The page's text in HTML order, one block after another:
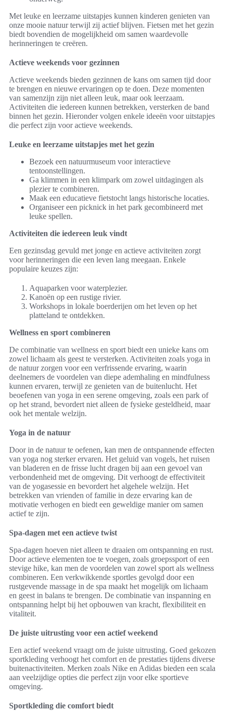
Met leuke en leerzame uitstapjes kunnen kinderen genieten van
onze mooie natuur terwijl zij actief blijven. Fietsen met het gezin
biedt bovendien de mogelijkheid om samen waardevolle
herinneringen te creëren.
Actieve weekends voor gezinnen
Actieve weekends bieden gezinnen de kans om samen tijd door
te brengen en nieuwe ervaringen op te doen. Deze momenten
van samenzijn zijn niet alleen leuk, maar ook leerzaam.
Activiteiten die iedereen kunnen betrekken, versterken de band
binnen het gezin. Hieronder volgen enkele ideeën voor uitstapjes
die perfect zijn voor actieve weekends.
Leuke en leerzame uitstapjes met het gezin
Bezoek een natuurmuseum voor interactieve
tentoonstellingen.
Ga klimmen in een klimpark om zowel uitdagingen als
plezier te combineren.
Maak een educatieve fietstocht langs historische locaties.
Organiseer een picknick in het park gecombineerd met
leuke spellen.
Activiteiten die iedereen leuk vindt
Een gezinsdag gevuld met jonge en actieve activiteiten zorgt
voor herinneringen die een leven lang meegaan. Enkele
populaire keuzes zijn:
Aquaparken voor waterplezier.
Kanoën op een rustige rivier.
Workshops in lokale boerderijen om het leven op het
platteland te ontdekken.
Wellness en sport combineren
De combinatie van wellness en sport biedt een unieke kans om
zowel lichaam als geest te versterken. Activiteiten zoals yoga in
de natuur zorgen voor een verfrissende ervaring, waarin
deelnemers de voordelen van diepe ademhaling en mindfulness
kunnen ervaren, terwijl ze genieten van de buitenlucht. Het
beoefenen van yoga in een serene omgeving, zoals een park of
op het strand, bevordert niet alleen de fysieke gesteldheid, maar
ook het mentale welzijn.
Yoga in de natuur
Door in de natuur te oefenen, kan men de ontspannende effecten
van yoga nog sterker ervaren. Het geluid van vogels, het ruisen
van bladeren en de frisse lucht dragen bij aan een gevoel van
verbondenheid met de omgeving. Dit verhoogt de effectiviteit
van de yogasessie en bevordert het algehele welzijn. Het
betrekken van vrienden of familie in deze ervaring kan de
motivatie verhogen en biedt een geweldige manier om samen
actief te zijn.
Spa-dagen met een actieve twist
Spa-dagen hoeven niet alleen te draaien om ontspanning en rust.
Door actieve elementen toe te voegen, zoals groepssport of een
stevige hike, kan men de voordelen van zowel sport als wellness
combineren. Een verkwikkende sportles gevolgd door een
rustgevende massage in de spa maakt het mogelijk om lichaam
en geest in balans te brengen. De combinatie van inspanning en
ontspanning helpt bij het opbouwen van kracht, flexibiliteit en
vitaliteit.
De juiste uitrusting voor een actief weekend
Een actief weekend vraagt om de juiste uitrusting. Goed gekozen
sportkleding verhoogt het comfort en de prestaties tijdens diverse
buitenactiviteiten. Merken zoals Nike en Adidas bieden een scala
aan veelzijdige opties die perfect zijn voor elke sportieve
omgeving.
Sportkleding die comfort biedt